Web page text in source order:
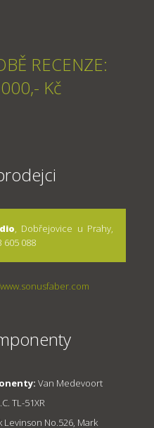
RECENZE:
Kč
, Dobřejovice u Prahy,
605 088
Van Medevoort
TL-51XR
Levinson No.526, Mark